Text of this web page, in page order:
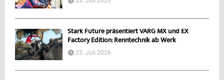
Stark Future präsentiert VARG MX und EX
Factory Edition: Renntechnik ab Werk
23. Juli 2026